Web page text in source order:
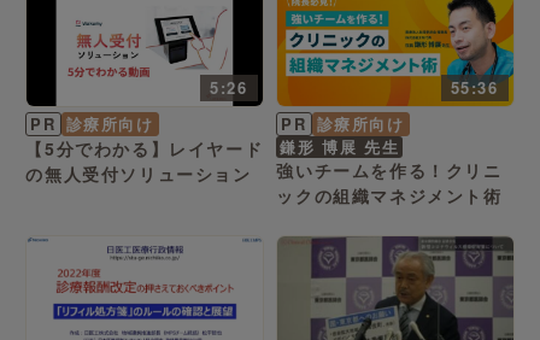
5:26
PR 診療所向け
【5分でわかる】レイヤード
の無人受付ソリューション
55:36
PR 診療所向け
鎌形 博展 先生
強いチームを作る！クリニ
ックの組織マネジメント術